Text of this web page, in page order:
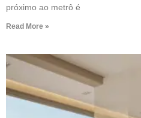
próximo ao metrô é
Read More »